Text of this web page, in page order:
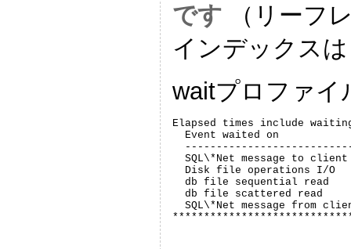
です （リーフ
インデックス
waitプロファイ
Elapsed times include
Event waited on
SQL\*Net message to
Disk file operations I/O
db file sequential read
db file scattered read
SQL\*Net message from